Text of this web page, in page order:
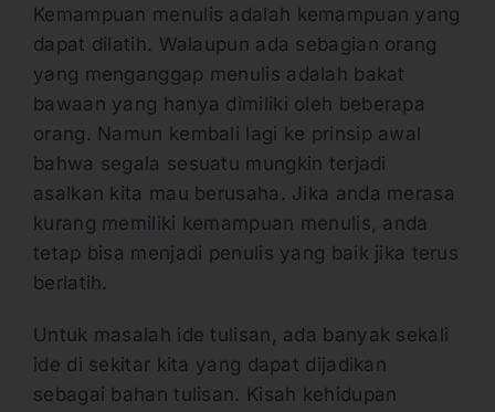
Kemampuan menulis adalah kemampuan yang
dapat dilatih. Walaupun ada sebagian orang
yang menganggap menulis adalah bakat
bawaan yang hanya dimiliki oleh beberapa
orang. Namun kembali lagi ke prinsip awal
bahwa segala sesuatu mungkin terjadi
asalkan kita mau berusaha. Jika anda merasa
kurang memiliki kemampuan menulis, anda
tetap bisa menjadi penulis yang baik jika terus
berlatih.
Untuk masalah ide tulisan, ada banyak sekali
ide di sekitar kita yang dapat dijadikan
sebagai bahan tulisan. Kisah kehidupan